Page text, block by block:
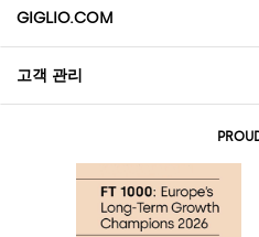
GIGLIO.COM
소개
고객 관리